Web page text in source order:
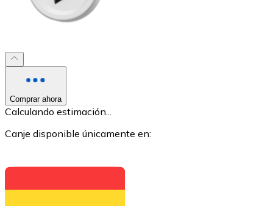
XRP
Ver todo
Efectivo
Transferencia SEPA
Añade fondos a tu cuenta Bitnovo o realiza compras
Comprar ahora
Calculando estimación...
Canje disponible únicamente en: